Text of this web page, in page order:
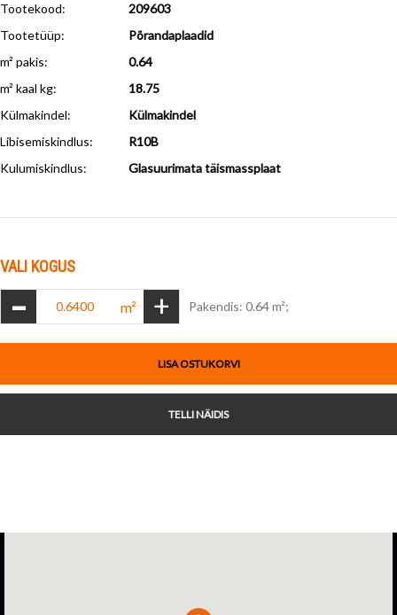
Tootekood:
209603
Tootetüüp:
Põrandaplaadid
m² pakis:
0.64
m² kaal kg:
18.75
Külmakindel:
Külmakindel
Libisemiskindlus:
R10B
Kulumiskindlus: Glasuurimata täismassplaat
VALI KOGUS
- m² + Pakendis: 0.64 m²;
LISA OSTUKORVI
TELLI NÄIDIS